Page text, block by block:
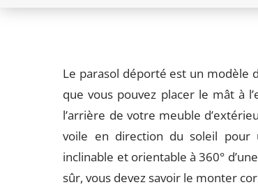
Le parasol déporté est un modèle
que vous pouvez placer le mât à
l’arrière de votre meuble
voile en direction du soleil pour
inclinable et orientable à 360°
sûr, vous devez savoir le monter